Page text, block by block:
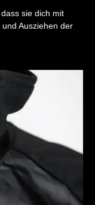
sie dich mit
Ausziehen der